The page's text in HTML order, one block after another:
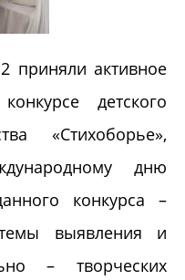
активное
детского
«Стихоборье»,
дню
конкурса –
выявления и
– творческих